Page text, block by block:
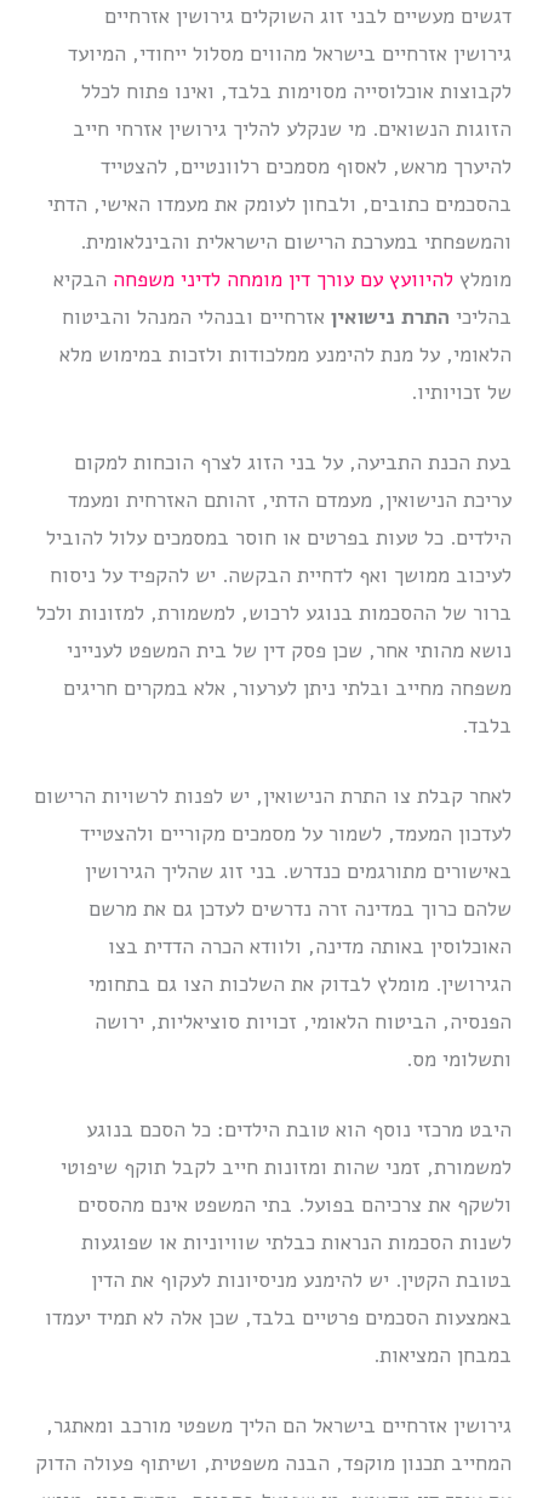
דגשים מעשיים לבני זוג השוקלים גירושין אזרחיים
גירושין אזרחיים בישראל מהווים מסלול ייחודי, המיועד
לקבוצות אוכלוסייה מסוימות בלבד, ואינו פתוח לכלל
הזוגות הנשואים. מי שנקלע להליך גירושין אזרחי חייב
להיערך מראש, לאסוף מסמכים רלוונטיים, להצטייד
בהסכמים כתובים, ולבחון לעומק את מעמדו האישי, הדתי
והמשפחתי במערכת הרישום הישראלית והבינלאומית.
מומלץלהיוועץ עם עורך דין מומחה לדיני משפחה הבקיא
בהליכי התרת נישואין אזרחיים ובנהלי המנהל והביטוח
הלאומי, על מנת להימנע ממלכודות ולזכות במימוש מלא
של זכויותיו.
בעת הכנת התביעה, על בני הזוג לצרף הוכחות למקום
עריכת הנישואין, מעמדם הדתי, זהותם האזרחית ומעמד
הילדים. כל טעות בפרטים או חוסר במסמכים עלול להוביל
לעיכוב ממושך ואף לדחיית הבקשה. יש להקפיד על ניסוח
ברור של ההסכמות בנוגע לרכוש, למשמורת, למזונות ולכל
נושא מהותי אחר, שכן פסק דין של בית המשפט לענייני
משפחה מחייב ובלתי ניתן לערעור, אלא במקרים חריגים
בלבד.
לאחר קבלת צו התרת הנישואין, יש לפנות לרשויות הרישום
לעדכון המעמד, לשמור על מסמכים מקוריים ולהצטייד
באישורים מתורגמים כנדרש. בני זוג שהליך הגירושין
שלהם כרוך במדינה זרה נדרשים לעדכן גם את מרשם
האוכלוסין באותה מדינה, ולוודא הכרה הדדית בצו
הגירושין. מומלץ לבדוק את השלכות הצו גם בתחומי
הפנסיה, הביטוח הלאומי, זכויות סוציאליות, ירושה
ותשלומי מס.
היבט מרכזי נוסף הוא טובת הילדים: כל הסכם בנוגע
למשמורת, זמני שהות ומזונות חייב לקבל תוקף שיפוטי
ולשקף את צרכיהם בפועל. בתי המשפט אינם מהססים
לשנות הסכמות הנראות כבלתי שוויוניות או שפוגעות
בטובת הקטין. יש להימנע מניסיונות לעקוף את הדין
באמצעות הסכמים פרטיים בלבד, שכן אלה לא תמיד יעמדו
במבחן המציאות.
גירושין אזרחיים בישראל הם הליך משפטי מורכב ומאתגר,
המחייב תכנון מוקפד, הבנה משפטית, ושיתוף פעולה הדוק